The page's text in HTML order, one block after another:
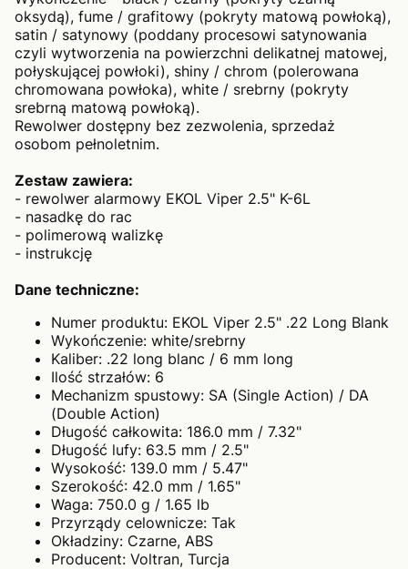
oksydą), fume / grafitowy (pokryty matową powłoką),
satin / satynowy (poddany procesowi satynowania
czyli wytworzenia na powierzchni delikatnej matowej,
połyskującej powłoki), shiny / chrom (polerowana
chromowana powłoka), white / srebrny (pokryty
srebrną matową powłoką).
Rewolwer dostępny bez zezwolenia, sprzedaż
osobom pełnoletnim.
Zestaw zawiera:
- rewolwer alarmowy EKOL Viper 2.5" K-6L
- nasadkę do rac
- polimerową walizkę
- instrukcję
Dane techniczne:
Numer produktu: EKOL Viper 2.5" .22 Long Blank
Wykończenie: white/srebrny
Kaliber: .22 long blanc / 6 mm long
Ilość strzałów: 6
Mechanizm spustowy: SA (Single Action) / DA
(Double Action)
Długość całkowita: 186.0 mm / 7.32"
Długość lufy: 63.5 mm / 2.5"
Wysokość: 139.0 mm / 5.47"
Szerokość: 42.0 mm / 1.65"
Waga: 750.0 g / 1.65 lb
Przyrządy celownicze: Tak
Okładziny: Czarne, ABS
Producent: Voltran, Turcja